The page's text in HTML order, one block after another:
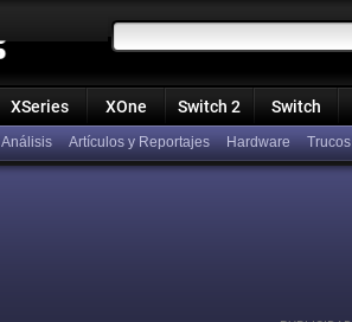
XSeries XOne Switch 2 Switch
Análisis Artículos y Reportajes Hardware Trucos